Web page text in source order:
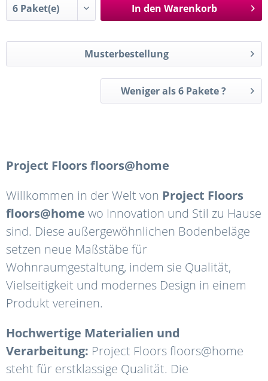
In den Warenkorb
Musterbestellung
Weniger als 6 Pakete ?
Project Floors floors@home
Willkommen in der Welt von Project Floors
floors@home wo Innovation und Stil zu Hause
sind. Diese außergewöhnlichen Bodenbeläge
setzen neue Maßstäbe für
Wohnraumgestaltung, indem sie Qualität,
Vielseitigkeit und modernes Design in einem
Produkt vereinen.
Hochwertige Materialien und
Verarbeitung: Project Floors floors@home
steht für erstklassige Qualität. Die